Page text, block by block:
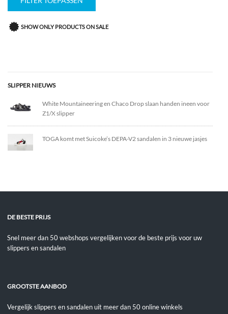
SHOW ONLY PRODUCTS ON SALE
SLIPPER NIEUWS
White Mountaineering en Chaco Drop slaan handen ineen voor
Z1/X slipper
TOGA komt met Suicoke’s DEPA-V2 sandalen in 3 nieuwe jasjes
DE BESTE PRIJS
Snel meer dan 50 webshops vergelijken voor de beste prijs voor uw
slippers en sandalen
GROOTSTE AANBOD
Vergelijk slippers en sandalen uit meer dan 50 online winkels